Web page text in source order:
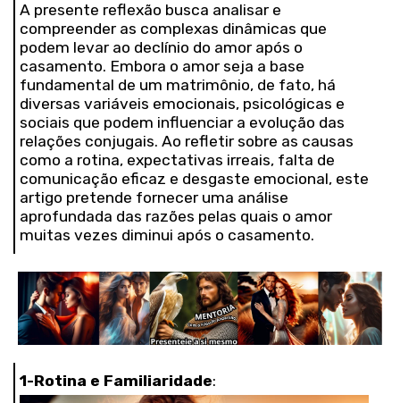
A presente reflexão busca analisar e
compreender as complexas dinâmicas que
podem levar ao declínio do amor após o
casamento. Embora o amor seja a base
fundamental de um matrimônio, de fato, há
diversas variáveis emocionais, psicológicas e
sociais que podem influenciar a evolução das
relações conjugais. Ao refletir sobre as causas
como a rotina, expectativas irreais, falta de
comunicação eficaz e desgaste emocional, este
artigo pretende fornecer uma análise
aprofundada das razões pelas quais o amor
muitas vezes diminui após o casamento.
1-Rotina e Familiaridade: